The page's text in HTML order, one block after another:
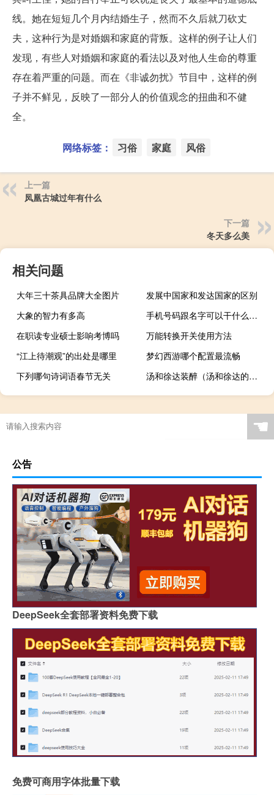
线。她在短短几个月内结婚生子，然而不久后就刀砍丈
夫，这种行为是对婚姻和家庭的背叛。这样的例子让人们
发现，有些人对婚姻和家庭的看法以及对他人生命的尊重
存在着严重的问题。而在《非诚勿扰》节目中，这样的例
子并不鲜见，反映了一部分人的价值观念的扭曲和不健
全。
网络标签： 习俗 家庭 风俗
上一篇
凤凰古城过年有什么
下一篇
冬天多么美
相关问题
大年三十茶具品牌大全图片
发展中国家和发达国家的区别
大象的智力有多高
手机号码跟名字可以干什么（手机号码跟踪）
在职读专业硕士影响考博吗
万能转换开关使用方法
“江上待潮观”的出处是哪里
梦幻西游哪个配置最流畅
下列哪句诗词语春节无关
汤和徐达装醉（汤和徐达的结局）
☚
公告
DeepSeek全套部署资料免费下载
免费可商用字体批量下载